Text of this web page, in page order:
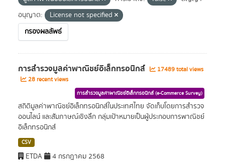
อนุญาต:
License not specified
กรองผลลัพธ์
การสำรวจมูลค่าพาณิชย์อิเล็กทรอนิกส์
17489 total views
28 recent views
การสำรวจมูลค่าพาณิชย์อิเล็กทรอนิกส์ (e-Commerce Survey)
สถิติมูลค่าพาณิชย์อิเล็กทรอนิกส์ในประเทศไทย จัดเก็บโดยการสำรวจ
ออนไลน์ และสัมภาษณ์เชิงลึก กลุ่มเป้าหมายเป็นผู้ประกอบการพาณิชย์
อิเล็กทรอนิกส์
CSV
ETDA 4 กรกฎาคม 2568